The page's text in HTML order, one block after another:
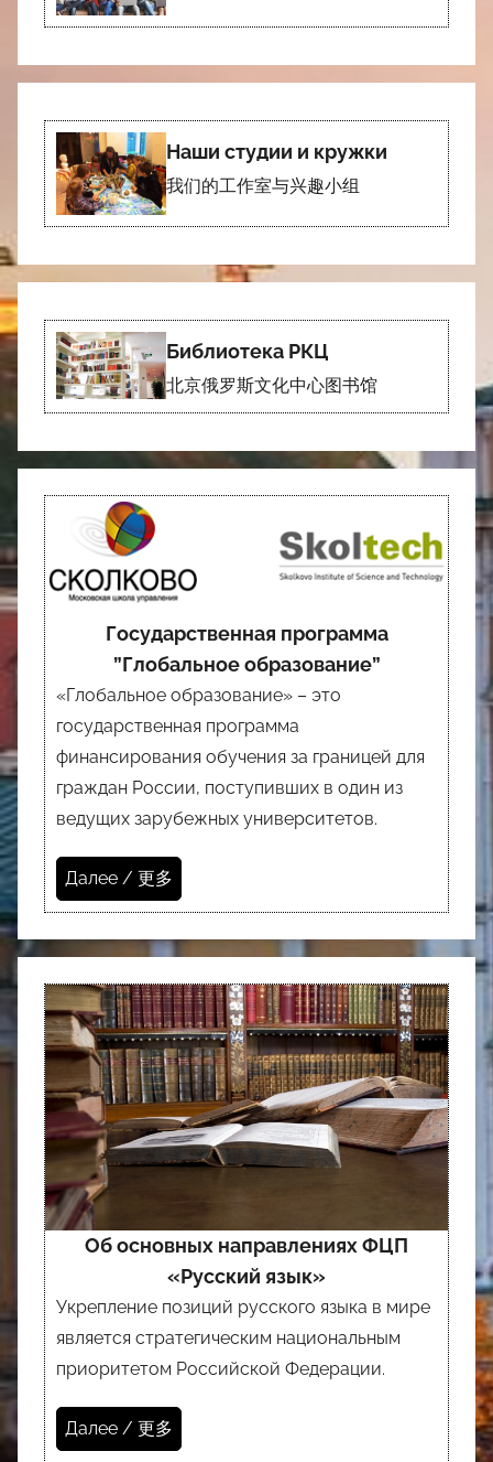
Наши студии и кружки
我们的工作室与兴趣小组
Библиотека РКЦ
北京俄罗斯文化中心图书馆
Государственная программа
”Глобальное образование”
«Глобальное образование» – это
государственная программа
финансирования обучения за границей для
граждан России, поступивших в один из
ведущих зарубежных университетов.
Далее / 更多
Об основных направлениях ФЦП
«Русский язык»
Укрепление позиций русского языка в мире
является стратегическим национальным
приоритетом Российской Федерации.
Далее / 更多